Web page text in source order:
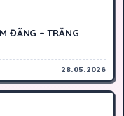
ĐÃNG – TRẮNG
28.05.2026